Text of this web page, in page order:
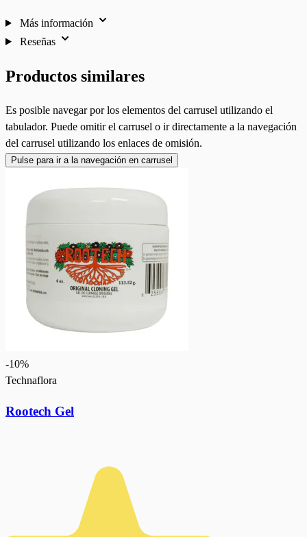
Más información
Reseñas
Productos similares
Es posible navegar por los elementos del carrusel utilizando el
tabulador. Puede omitir el carrusel o ir directamente a la navegación
del carrusel utilizando los enlaces de omisión.
Pulse para ir a la navegación en carrusel
-10%
Technaflora
Rootech Gel